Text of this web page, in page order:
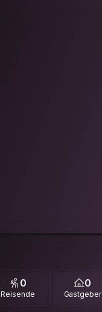
0
Reisende
0
Gastgeber